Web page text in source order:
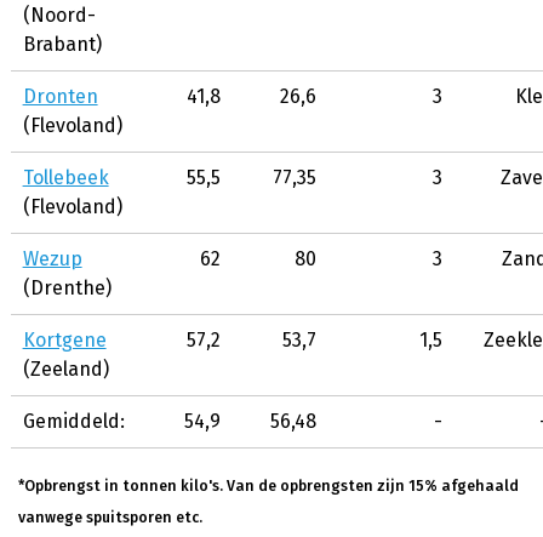
(Noord-
Brabant)
Dronten
(Flevoland)
41,8 26,6 3
Tollebeek
(Flevoland)
55,5 77,35 3
Wezup
(Drenthe)
62 80 3
Kortgene
(Zeeland)
57,2 53,7 1,5
Gemiddeld: 54,9 56,48 -
*Opbrengst in tonnen kilo's. Van de opbrengsten zijn 15% afgehaald
vanwege spuitsporen etc.